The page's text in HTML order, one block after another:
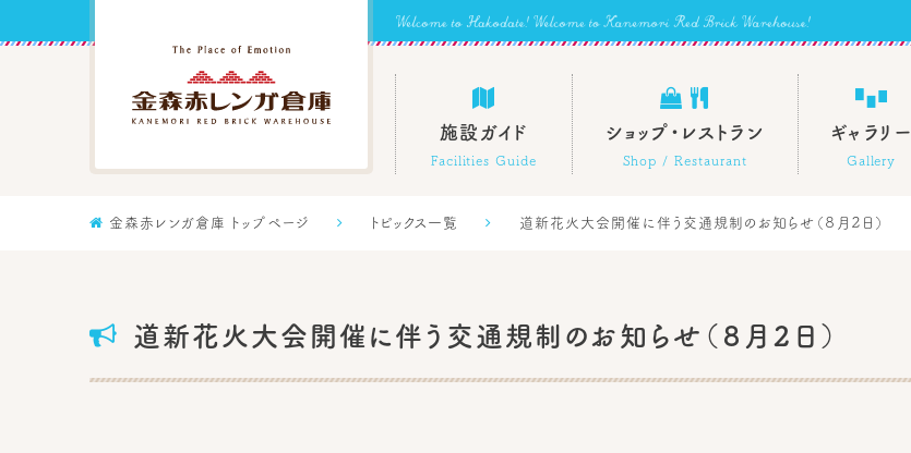
施設ガイド
Facilities Guide
 
ショップ・レストラン
Shop / Restaurant
ギャラリー
Gallery
 金森赤レンガ倉庫 トップページ  トピックス一覧  道新花火大会開催に伴う交通規制のお知らせ（８月２日）
 道新花火大会開催に伴う交通規制のお知らせ（８月２日）